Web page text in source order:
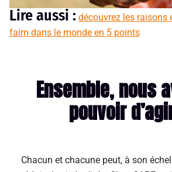
Lire aussi : découvrez les raisons
faim dans le monde en 5 points
Ensemble, nous
pouvoir
Chacun et chacune peut, à son